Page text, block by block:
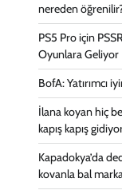
nereden
PS5 Pro için
Oyunlara Geliyor
BofA: Yatırımcı
İlana koyan hiç
kapış kapış
Kapadokya’da
kovanla bal